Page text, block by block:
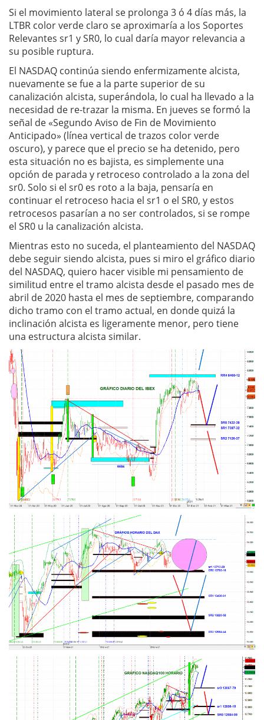
Si el movimiento lateral se prolonga 3 ó 4 días más, la
LTBR color verde claro se aproximaría a los Soportes
Relevantes sr1 y SR0, lo cual daría mayor relevancia a
su posible ruptura.
El NASDAQ continúa siendo enfermizamente alcista,
nuevamente se fue a la parte superior de su
canalización alcista, superándola, lo cual ha llevado a la
necesidad de re-trazar la misma. En jueves se formó la
señal de «Segundo Aviso de Fin de Movimiento
Anticipado» (línea vertical de trazos color verde
oscuro), y parece que el precio se ha detenido, pero
esta situación no es bajista, es simplemente una
opción de parada y retroceso controlado a la zona del
sr0. Solo si el sr0 es roto a la baja, pensaría en
continuar el retroceso hacia el sr1 o el SR0, y estos
retrocesos pasarían a no ser controlados, si se rompe
el SR0 u la canalización alcista.
Mientras esto no suceda, el planteamiento del NASDAQ
debe seguir siendo alcista, pues si miro el gráfico diario
del NASDAQ, quiero hacer visible mi pensamiento de
similitud entre el tramo alcista desde el pasado mes de
abril de 2020 hasta el mes de septiembre, comparando
dicho tramo con el tramo actual, en donde quizá la
inclinación alcista es ligeramente menor, pero tiene
una estructura alcista similar.